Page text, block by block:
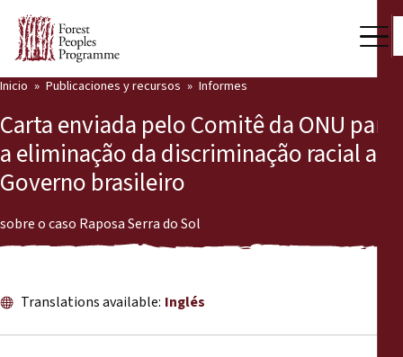
Quiénes somos
Nuestro trabajo
Voces comunitarias
Socios y Países
Últimas noticias
Publicaciones y recursos
Inicio Publicaciones y recursos Informes
Carta enviada pelo Comitê da ONU para
a eliminação da discriminação racial ao
Governo brasileiro
sobre o caso Raposa Serra do Sol
Translations available: Inglés